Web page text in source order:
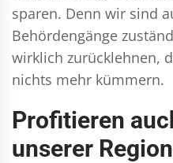
sparen. Denn wir sind
Behördengänge
wirklich zurücklehnen,
nichts mehr kümmern.
Profitieren
unserer